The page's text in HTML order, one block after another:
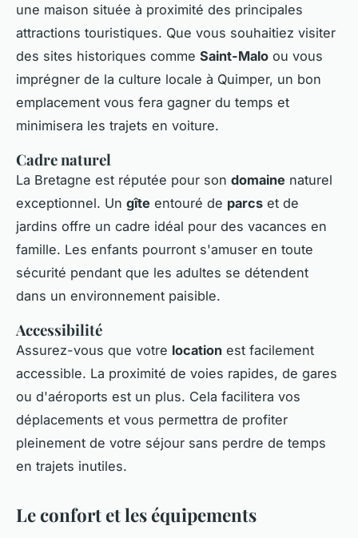
une maison située à proximité des principales
attractions touristiques. Que vous souhaitiez visiter
des sites historiques comme Saint-Malo ou vous
imprégner de la culture locale à Quimper, un bon
emplacement vous fera gagner du temps et
minimisera les trajets en voiture.
Cadre naturel
La Bretagne est réputée pour son domaine naturel
exceptionnel. Un gîte entouré de parcs et de
jardins offre un cadre idéal pour des vacances en
famille. Les enfants pourront s'amuser en toute
sécurité pendant que les adultes se détendent
dans un environnement paisible.
Accessibilité
Assurez-vous que votre location est facilement
accessible. La proximité de voies rapides, de gares
ou d'aéroports est un plus. Cela facilitera vos
déplacements et vous permettra de profiter
pleinement de votre séjour sans perdre de temps
en trajets inutiles.
Le confort et les équipements